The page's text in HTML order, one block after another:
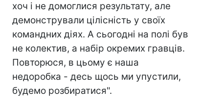
хоч і не домоглися результату, але
демонстрували цілісність у своїх
командних діях. А сьогодні на полі був
не колектив, а набір окремих гравців.
Повторюся, в цьому є наша
недоробка - десь щось ми упустили,
будемо розбиратися".